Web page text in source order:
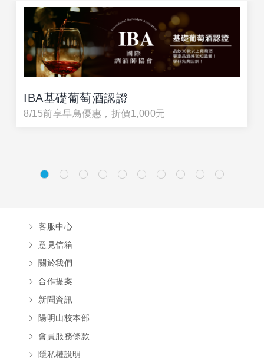
IBA基礎葡萄酒認證
8/15前享早鳥優惠，折價1,000元
客服中心
意見信箱
關於我們
合作提案
新聞資訊
陽明山校本部
會員服務條款
隱私權說明